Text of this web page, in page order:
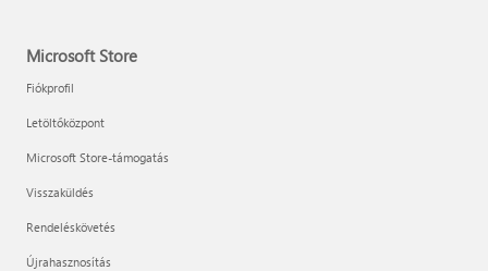
Microsoft Store
Fiókprofil
Letöltőközpont
Microsoft Store-támogatás
Visszaküldés
Rendeléskövetés
Újrahasznosítás